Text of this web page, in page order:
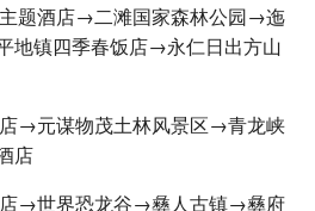
题酒店→二滩国家森林公园→迤
地镇四季春饭店→永仁日出方山
→元谋物茂土林风景区→青龙峡
店
店→世界恐龙谷→彝人古镇→彝府